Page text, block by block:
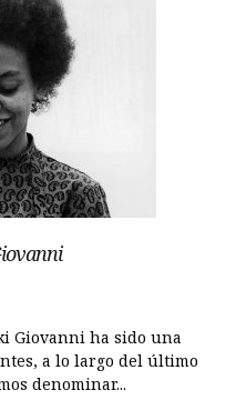
Giovanni ha sido una
a lo largo del último
denominar...